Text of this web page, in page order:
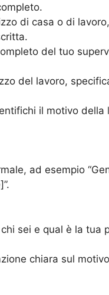
di casa o di
del tuo
del lavoro,
il motivo della
ad esempio
sei e qual è la tua
chiara sul